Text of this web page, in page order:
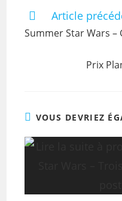
Article
Summer Star Wars –
Prix
VOUS DEVRIEZ